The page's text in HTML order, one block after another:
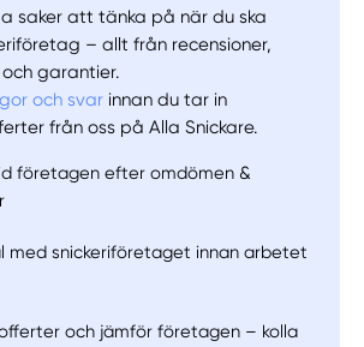
saker att tänka på när du ska
– allt från recensioner,
garantier.
och svar innan du tar in
från oss på Alla Snickare.
företagen efter omdömen &
med snickeriföretaget innan arbetet
och jämför företagen – kolla